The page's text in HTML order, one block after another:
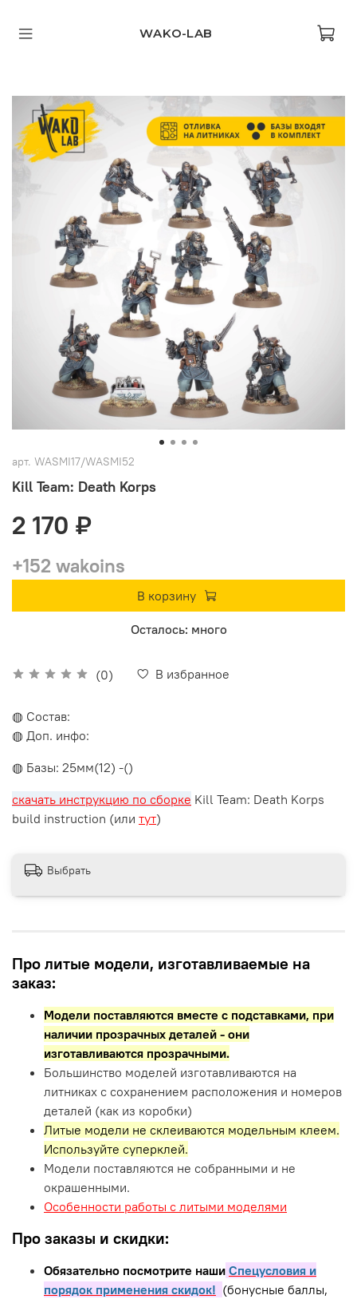
WAKO-LAB
арт. WASMI17/WASMI52
Kill Team: Death Korps
(0) В избранное
2 170 ₽
+152 wakoins
В корзину
Осталось: много
◍ Состав:
◍ Доп. инфо:
◍ Базы: 25мм(12) -()
скачать инструкцию по сборке Kill Team: Death Korps
build instruction (или тут)
Выбрать
Про литые модели, изготавливаемые на
заказ:
Модели поставляются вместе с подставками, при
наличии прозрачных деталей - они
изготавливаются прозрачными.
Большинство моделей изготавливаются на
литниках с сохранением расположения и номеров
деталей (как из коробки)
Литые модели не склеиваются модельным клеем.
Используйте суперклей.
Модели поставляются не собранными и не
окрашенными.
Особенности работы с литыми моделями
Про заказы и скидки:
Обязательно посмотрите наши Спецусловия и
порядок применения скидок! (бонусные баллы,